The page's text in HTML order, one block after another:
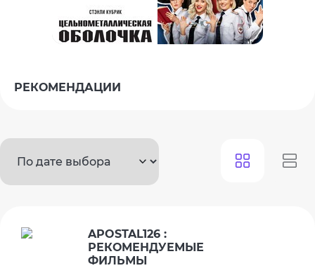
РЕКОМЕНДАЦИИ
APOSTAL126 :
РЕКОМЕНДУЕМЫЕ
ФИЛЬМЫ